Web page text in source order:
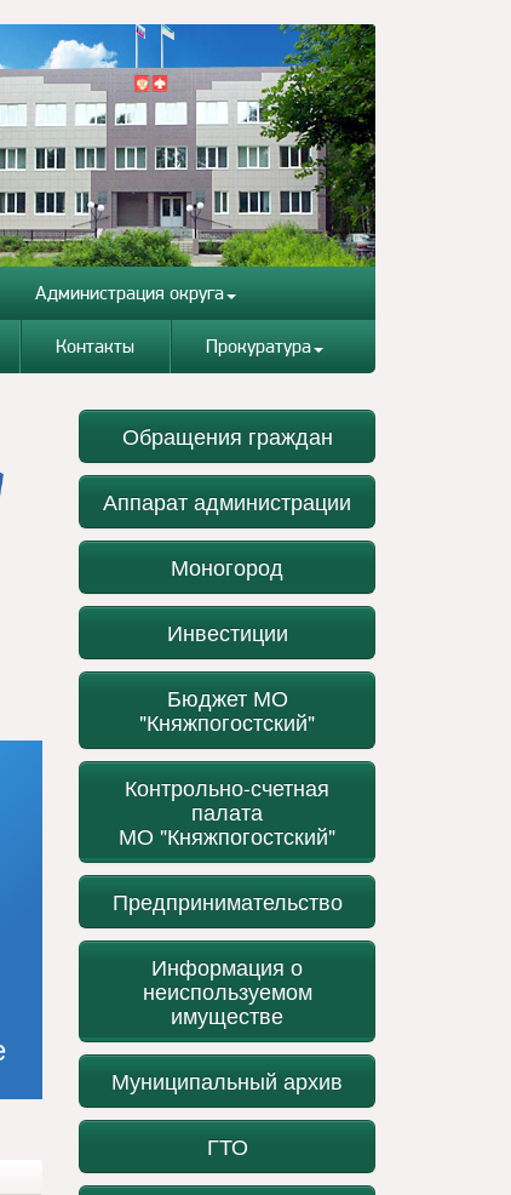
Администрация округа
Контакты Прокуратура
Обращения граждан
Аппарат администрации
Моногород
Инвестиции
Бюджет МО
"Княжпогостский"
Контрольно-счетная
палата
МО "Княжпогостский"
Предпринимательство
Информация о
неиспользуемом
имуществе
Муниципальный архив
ГТО